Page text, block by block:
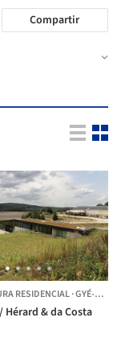
Compartir
RESIDENCIAL·GYÉ-SUR-SEINE,
Hérard & da Costa